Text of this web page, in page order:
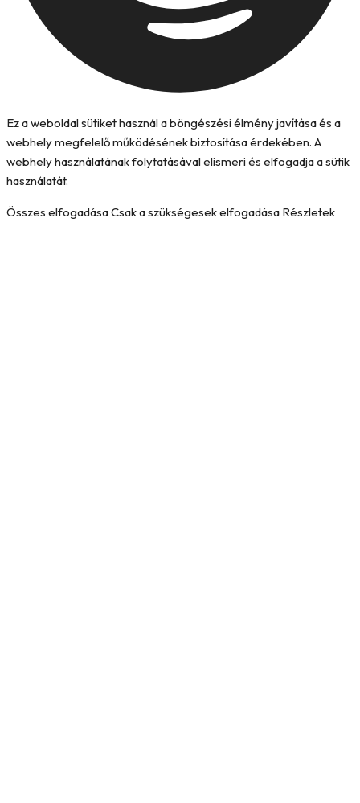
Ez a weboldal sütiket használ a böngészési élmény javítása és a
webhely megfelelő működésének biztosítása érdekében. A
webhely használatának folytatásával elismeri és elfogadja a sütik
használatát.
Összes elfogadásaCsak a szükségesek elfogadása Részletek